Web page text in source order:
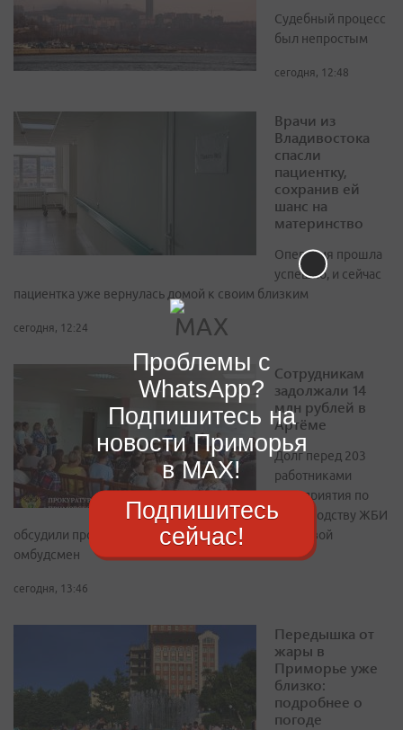
Судебный процесс
был непростым
сегодня, 12:48
Врачи из
Владивостока
спасли
пациентку,
сохранив ей
шанс на
материнство
Операция прошла
успешно, и сейчас
пациентка уже вернулась домой к своим близким
сегодня, 12:24
Сотрудникам
задолжали 14
млн рублей в
Артёме
Долг перед 203
работниками
предприятия по
производству ЖБИ
обсудили прокурор города, следователь СК и краевой
омбудсмен
сегодня, 13:46
Передышка от
жары в
Приморье уже
близко:
подробнее о
погоде
Проблемы с
WhatsApp?
Подпишитесь на
новости Приморья
в MAX!
Подпишитесь
сейчас!